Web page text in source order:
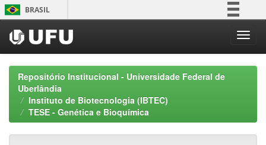
Skip
navigation
BRASIL
Participe
Acesso à informação
Repositório Institucional - Universidade Federal de
Uberlândia
Instituto de Biotecnologia (IBTEC)
TESE - Genética e Bioquímica